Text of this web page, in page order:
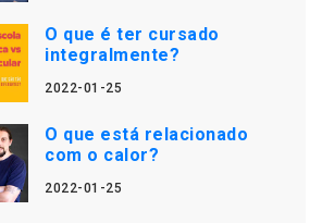
O que é ter cursado
integralmente?
2022-01-25
O que está relacionado
com o calor?
2022-01-25